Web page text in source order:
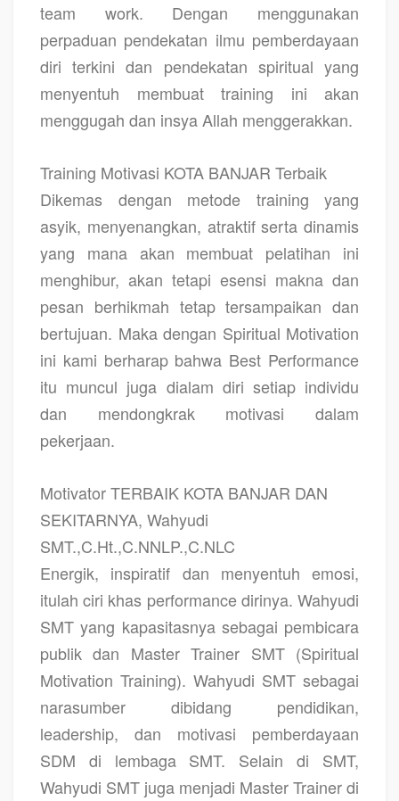
team work. Dengan menggunakan
perpaduan pendekatan ilmu pemberdayaan
diri terkini dan pendekatan spiritual yang
menyentuh membuat training ini akan
menggugah dan insya Allah menggerakkan.
Training Motivasi KOTA BANJAR Terbaik
Dikemas dengan metode training yang
asyik, menyenangkan, atraktif serta dinamis
yang mana akan membuat pelatihan ini
menghibur, akan tetapi esensi makna dan
pesan berhikmah tetap tersampaikan dan
bertujuan. Maka dengan Spiritual Motivation
ini kami berharap bahwa Best Performance
itu muncul juga dialam diri setiap individu
dan mendongkrak motivasi dalam
pekerjaan.
Motivator TERBAIK KOTA BANJAR DAN
SEKITARNYA, Wahyudi
SMT.,C.Ht.,C.NNLP.,C.NLC
Energik, inspiratif dan menyentuh emosi,
itulah ciri khas performance dirinya. Wahyudi
SMT yang kapasitasnya sebagai pembicara
publik dan Master Trainer SMT (Spiritual
Motivation Training). Wahyudi SMT sebagai
narasumber dibidang pendidikan,
leadership, dan motivasi pemberdayaan
SDM di lembaga SMT. Selain di SMT,
Wahyudi SMT juga menjadi Master Trainer di